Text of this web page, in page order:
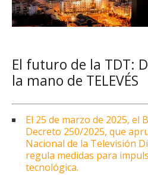
El futuro de la TDT:
la mano de TELEVÉS
El 25 de marzo de 2025, el
Decreto 250/2025, que
Nacional de la Televisión
regula medidas para
tecnológica.